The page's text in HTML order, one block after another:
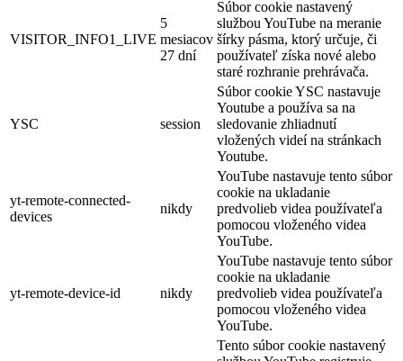
VISITOR_INFO1_LIVE
5
mesiacov
27 dní
Súbor cookie nastavený
službou YouTube na meranie
šírky pásma, ktorý určuje, či
používateľ získa nové alebo
staré rozhranie prehrávača.
YSC session
Súbor cookie YSC nastavuje
Youtube a používa sa na
sledovanie zhliadnutí
vložených videí na stránkach
Youtube.
yt-remote-connected-
devices
nikdy
YouTube nastavuje tento súbor
cookie na ukladanie
predvolieb videa používateľa
pomocou vloženého videa
YouTube.
yt-remote-device-id nikdy
YouTube nastavuje tento súbor
cookie na ukladanie
predvolieb videa používateľa
pomocou vloženého videa
YouTube.
Tento súbor cookie nastavený